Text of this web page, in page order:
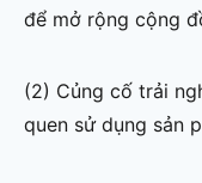
để mở rộng cộng
(2) Củng cố trải
quen sử dụng sản